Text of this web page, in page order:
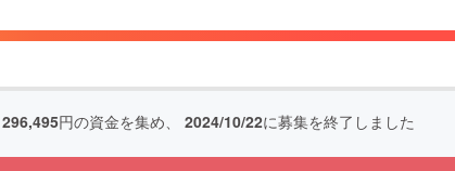
296,495円の資金を集め、 2024/10/22に募集を終了しました